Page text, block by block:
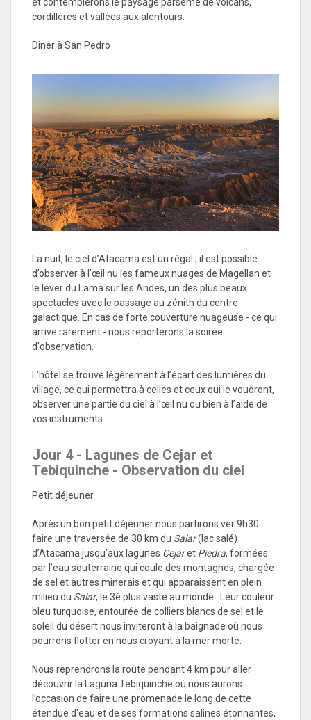
cordillères et vallées aux alentours.
Dîner à San Pedro
La nuit, le ciel d’Atacama est un régal ; il est possible
d’observer à l'œil nu les fameux nuages de Magellan et
le lever du Lama sur les Andes, un des plus beaux
spectacles avec le passage au zénith du centre
galactique. En cas de forte couverture nuageuse - ce qui
arrive rarement - nous reporterons la soirée
d'observation.
L’hôtel se trouve légèrement à l’écart des lumières du
village, ce qui permettra à celles et ceux qui le voudront,
observer une partie du ciel à l’œil nu ou bien à l’aide de
vos instruments.
Jour 4 - Lagunes de Cejar et
Tebiquinche - Observation du ciel
Petit déjeuner
Après un bon petit déjeuner nous partirons ver 9h30
faire une traversée de 30 km du Salar(lac salé)
d’Atacama jusqu’aux lagunes Cejaret Piedra, formées
par l’eau souterraine qui coule des montagnes, chargée
de sel et autres minerais et qui apparaissent en plein
milieu du Salar, le 3è plus vaste au monde. Leur couleur
bleu turquoise, entourée de colliers blancs de sel et le
soleil du désert nous inviteront à la baignade où nous
pourrons flotter en nous croyant à la mer morte.
Nous reprendrons la route pendant 4 km pour aller
découvrir la Laguna Tebiquinche où nous aurons
l’occasion de faire une promenade le long de cette
étendue d'eau et de ses formations salines étonnantes,